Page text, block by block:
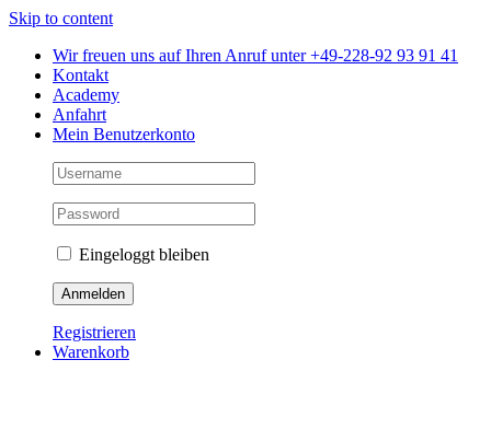
Skip to content
Wir freuen uns auf Ihren Anruf unter +49-228-92 93 91 41
Kontakt
Academy
Anfahrt
Mein Benutzerkonto
Eingeloggt bleiben
Registrieren
Warenkorb